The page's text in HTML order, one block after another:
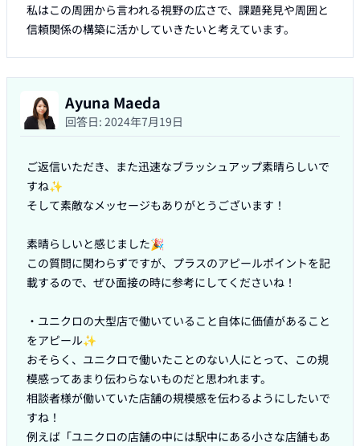
私はこの周囲から言われる視野の広さで、課題発見や周囲と
信頼関係の構築に活かしていきたいと考えています。
Ayuna Maeda
回答日: 2024年7月19日
ご返信いただき、また迅速なブラッシュアップ素晴らしいで
すね✨
そして素敵なメッセージもありがとうございます！
素晴らしいと感じました🎉
この質問に関わらずですが、プラスのアピールポイントを記
載するので、ぜひ面接の時に参考にしてくださいね！
・ユニクロの大型店で働いていること自体に価値があること
をアピール✨
おそらく、ユニクロで働いたことのない人にとって、この規
模感ってあまり伝わらないものだと思われます。
相談者様が働いていた店舗の規模感を伝わるようにしたいで
すね！
例えば「ユニクロの店舗の中には駅中にある小さな店舗もあ